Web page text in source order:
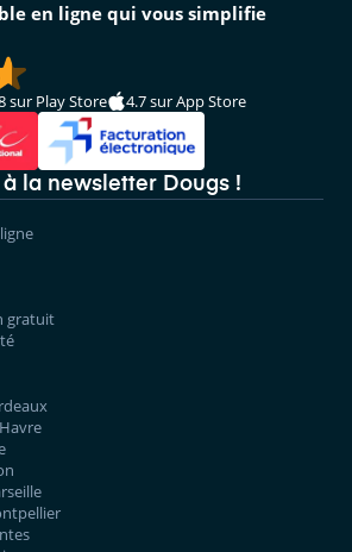
en ligne qui vous simplifie
sur Play Store 4.7sur App Store
à la newsletter Dougs !
gratuit